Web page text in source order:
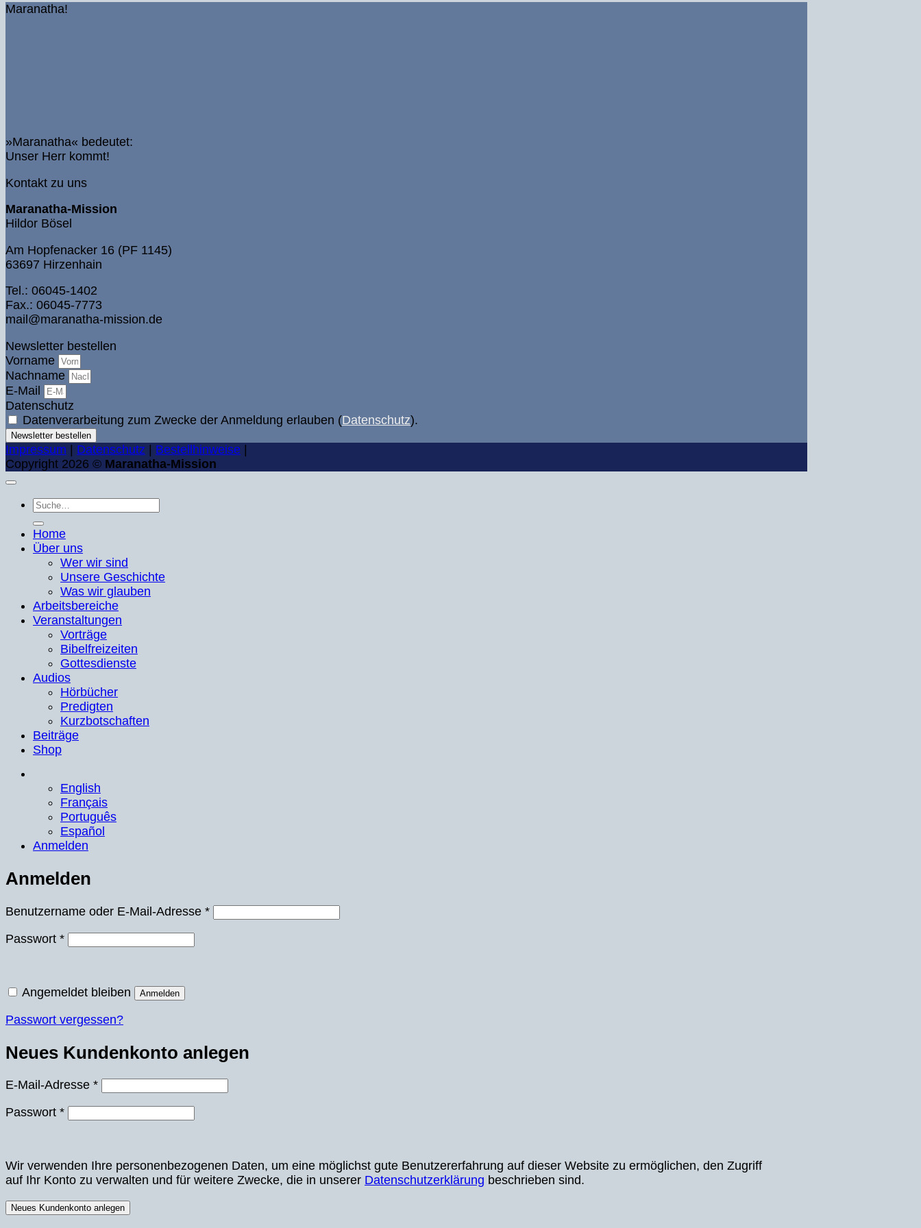
Maranatha!
»Maranatha« bedeutet:
Unser Herr kommt!
Kontakt zu uns
Maranatha-Mission
Hildor Bösel
Am Hopfenacker 16 (PF 1145)
63697 Hirzenhain
Tel.: 06045-1402
Fax.: 06045-7773
mail@maranatha-mission.de
Newsletter bestellen
Vorname
Nachname
E-Mail
Datenschutz
Datenverarbeitung zum Zwecke der Anmeldung erlauben (Datenschutz).
Newsletter bestellen
Impressum | Datenschutz | Bestellhinweise |
Copyright 2026 © Maranatha-Mission
Suche
nach:
Home
Über uns
Wer wir sind
Unsere Geschichte
Was wir glauben
Arbeitsbereiche
Veranstaltungen
Vorträge
Bibelfreizeiten
Gottesdienste
Audios
Hörbücher
Predigten
Kurzbotschaften
Beiträge
Shop
English
Français
Português
Español
Anmelden
Anmelden
Benutzername oder E-Mail-Adresse *Erforderlich
Passwort *Erforderlich
Angemeldet bleiben Anmelden
Passwort vergessen?
Neues Kundenkonto anlegen
E-Mail-Adresse *Erforderlich
Passwort *Erforderlich
Wir verwenden Ihre personenbezogenen Daten, um eine möglichst gute Benutzererfahrung auf dieser Website zu ermöglichen, den Zugriff
auf Ihr Konto zu verwalten und für weitere Zwecke, die in unserer Datenschutzerklärung beschrieben sind.
Neues Kundenkonto anlegen